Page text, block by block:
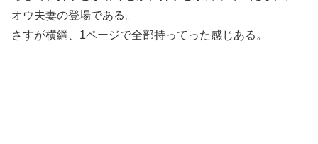
オウ夫妻の登場である。
さすが横綱、1ページで全部持ってった感じある。